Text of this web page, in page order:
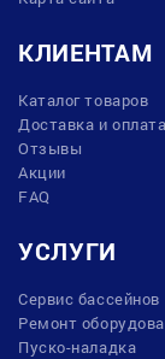
КЛИЕНТАМ
Каталог товаров
Доставка и оплата
Отзывы
Акции
FAQ
УСЛУГИ
Сервис бассейнов
Ремонт
Пуско-наладка